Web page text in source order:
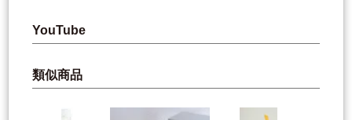
YouTube
類似商品